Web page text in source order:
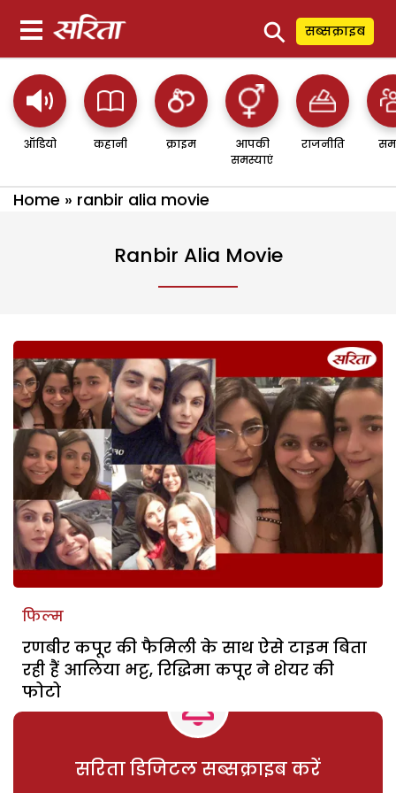
⚲ सब्सक्राइब
ऑडियो कहानी क्राइम
आपकी
समस्याएं
राजनीति
Home » ranbir alia movie
Ranbir Alia Movie
फिल्म
रणबीर कपूर की फैमिली के साथ ऐसे टाइम बिता
रही हैं आलिया भट्ट, रिद्धिमा कपूर ने शेयर की
फोटो
सरिता डिजिटल सब्सक्राइब करें